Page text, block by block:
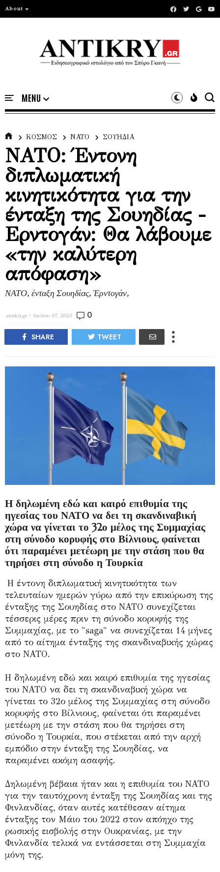
About
ΚΟΣΜΟΣ ΝΑΤΟ ΣΟΥΗΔΙΑ
ΝΑΤΟ: Έντονη
διπλωματική
κινητικότητα για την
ένταξη της Σουηδίας -
Ερντογάν: Θα λάβουμε
«την καλύτερη
απόφαση»
ΝΑΤΟ, ένταξη Σουηδίας, Έρντογάν,
antikry.gr | Ιουλίου 07, 2023 0
SHARE TWEET
Η δηλωμένη εδώ και καιρό επιθυμία της
ηγεσίας του ΝΑΤΟ να δει τη σκανδιναβική
χώρα να γίνεται το 32ο μέλος της Συμμαχίας
στη σύνοδο κορυφής στο Βίλνιους, φαίνεται
ότι παραμένει μετέωρη με την στάση που θα
τηρήσει στη σύνοδο η Τουρκία
Η έντονη διπλωματική κινητικότητα των
τελευταίων ημερών γύρω από την επικύρωση της
ένταξης της Σουηδίας στο ΝΑΤΟ συνεχίζεται
τέσσερις μέρες πριν τη σύνοδο κορυφής της
Συμμαχίας, με το "saga" να συνεχίζεται 14 μήνες
από το αίτημα ένταξης της σκανδιναβικής χώρας
στο ΝΑΤΟ.
Η δηλωμένη εδώ και καιρό επιθυμία της ηγεσίας
του ΝΑΤΟ να δει τη σκανδιναβική χώρα να
γίνεται το 32ο μέλος της Συμμαχίας στη σύνοδο
κορυφής στο Βίλνιους, φαίνεται ότι παραμένει
μετέωρη με την στάση που θα τηρήσει στη
σύνοδο η Τουρκία, που στέκεται από την αρχή
εμπόδιο στην ένταξη της Σουηδίας, να
παραμένει ακόμη ασαφής.
Δηλωμένη βέβαια ήταν και η επιθυμία του ΝΑΤΟ
για την ταυτόχρονη ένταξη της Σουηδίας και της
Φινλανδίας, όταν αυτές κατέθεσαν αίτημα
ένταξης τον Μάιο του 2022 στον απόηχο της
ρωσικής εισβολής στην Ουκρανίας, με την
Φινλανδία τελικά να εντάσσεται στη Συμμαχία
μόνη της.